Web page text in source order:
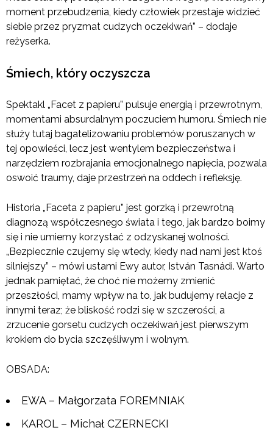
moment przebudzenia, kiedy człowiek przestaje widzieć
siebie przez pryzmat cudzych oczekiwań” – dodaje
reżyserka.
Śmiech, który oczyszcza
Spektakl „Facet z papieru” pulsuje energią i przewrotnym,
momentami absurdalnym poczuciem humoru. Śmiech nie
służy tutaj bagatelizowaniu problemów poruszanych w
tej opowieści, lecz jest wentylem bezpieczeństwa i
narzędziem rozbrajania emocjonalnego napięcia, pozwala
oswoić traumy, daje przestrzeń na oddech i refleksję.
Historia „Faceta z papieru” jest gorzką i przewrotną
diagnozą współczesnego świata i tego, jak bardzo boimy
się i nie umiemy korzystać z odzyskanej wolności.
„Bezpiecznie czujemy się wtedy, kiedy nad nami jest ktoś
silniejszy” – mówi ustami Ewy autor, István Tasnádi. Warto
jednak pamiętać, że choć nie możemy zmienić
przeszłości, mamy wpływ na to, jak budujemy relacje z
innymi teraz; że bliskość rodzi się w szczerości, a
zrzucenie gorsetu cudzych oczekiwań jest pierwszym
krokiem do bycia szczęśliwym i wolnym.
OBSADA:
EWA – Małgorzata FOREMNIAK
KAROL – Michał CZERNECKI